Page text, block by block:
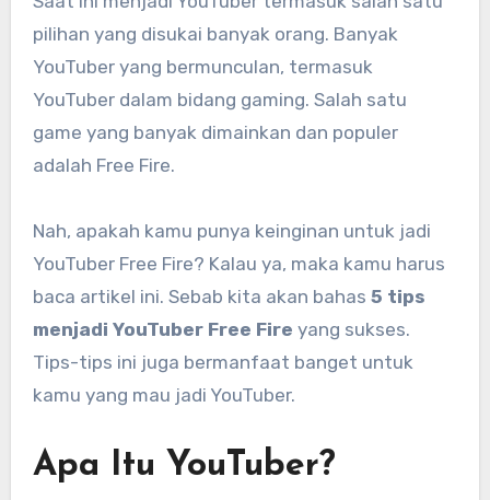
pilihan yang disukai banyak orang. Banyak
YouTuber yang bermunculan, termasuk
YouTuber dalam bidang gaming. Salah satu
game yang banyak dimainkan dan populer
adalah Free Fire.
Nah, apakah kamu punya keinginan untuk jadi
YouTuber Free Fire? Kalau ya, maka kamu harus
baca artikel ini. Sebab kita akan bahas 5 tips
menjadi YouTuber Free Fire yang sukses.
Tips-tips ini juga bermanfaat banget untuk
kamu yang mau jadi YouTuber.
Apa Itu YouTuber?